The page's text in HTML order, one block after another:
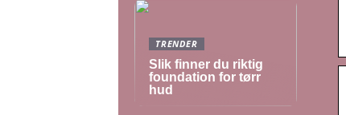
TRENDER
Slik finner du riktig
foundation for tørr
hud